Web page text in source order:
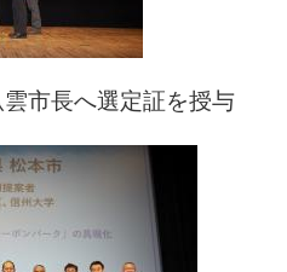
市長へ選定証を授与